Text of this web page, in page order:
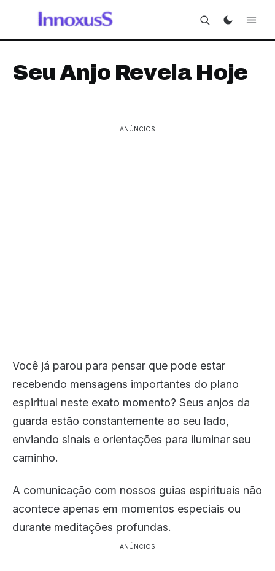
Seu Anjo Revela Hoje
ANÚNCIOS
Você já parou para pensar que pode estar
recebendo mensagens importantes do plano
espiritual neste exato momento? Seus anjos da
guarda estão constantemente ao seu lado,
enviando sinais e orientações para iluminar seu
caminho.
A comunicação com nossos guias espirituais não
acontece apenas em momentos especiais ou
durante meditações profundas.
ANÚNCIOS